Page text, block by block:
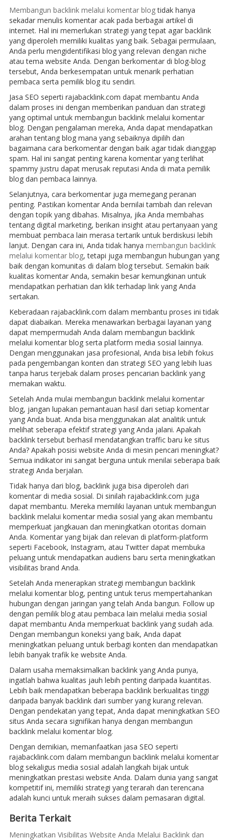
Membangun backlink melalui komentar blogtidak hanya
sekadar menulis komentar acak pada berbagai artikel di
internet. Hal ini memerlukan strategi yang tepat agar backlink
yang diperoleh memiliki kualitas yang baik. Sebagai permulaan,
Anda perlu mengidentifikasi blog yang relevan dengan niche
atau tema website Anda. Dengan berkomentar di blog-blog
tersebut, Anda berkesempatan untuk menarik perhatian
pembaca serta pemilik blog itu sendiri.
Jasa SEO seperti rajabacklink.com dapat membantu Anda
dalam proses ini dengan memberikan panduan dan strategi
yang optimal untuk membangun backlink melalui komentar
blog. Dengan pengalaman mereka, Anda dapat mendapatkan
arahan tentang blog mana yang sebaiknya dipilih dan
bagaimana cara berkomentar dengan baik agar tidak dianggap
spam. Hal ini sangat penting karena komentar yang terlihat
spammy justru dapat merusak reputasi Anda di mata pemilik
blog dan pembaca lainnya.
Selanjutnya, cara berkomentar juga memegang peranan
penting. Pastikan komentar Anda bernilai tambah dan relevan
dengan topik yang dibahas. Misalnya, jika Anda membahas
tentang digital marketing, berikan insight atau pertanyaan yang
membuat pembaca lain merasa tertarik untuk berdiskusi lebih
lanjut. Dengan cara ini, Anda tidak hanya membangun backlink
melalui komentar blog, tetapi juga membangun hubungan yang
baik dengan komunitas di dalam blog tersebut. Semakin baik
kualitas komentar Anda, semakin besar kemungkinan untuk
mendapatkan perhatian dan klik terhadap link yang Anda
sertakan.
Keberadaan rajabacklink.com dalam membantu proses ini tidak
dapat diabaikan. Mereka menawarkan berbagai layanan yang
dapat mempermudah Anda dalam membangun backlink
melalui komentar blog serta platform media sosial lainnya.
Dengan menggunakan jasa profesional, Anda bisa lebih fokus
pada pengembangan konten dan strategi SEO yang lebih luas
tanpa harus terjebak dalam proses pencarian backlink yang
memakan waktu.
Setelah Anda mulai membangun backlink melalui komentar
blog, jangan lupakan pemantauan hasil dari setiap komentar
yang Anda buat. Anda bisa menggunakan alat analitik untuk
melihat seberapa efektif strategi yang Anda jalani. Apakah
backlink tersebut berhasil mendatangkan traffic baru ke situs
Anda? Apakah posisi website Anda di mesin pencari meningkat?
Semua indikator ini sangat berguna untuk menilai seberapa baik
strategi Anda berjalan.
Tidak hanya dari blog, backlink juga bisa diperoleh dari
komentar di media sosial. Di sinilah rajabacklink.com juga
dapat membantu. Mereka memiliki layanan untuk membangun
backlink melalui komentar media sosial yang akan membantu
memperkuat jangkauan dan meningkatkan otoritas domain
Anda. Komentar yang bijak dan relevan di platform-platform
seperti Facebook, Instagram, atau Twitter dapat membuka
peluang untuk mendapatkan audiens baru serta meningkatkan
visibilitas brand Anda.
Setelah Anda menerapkan strategi membangun backlink
melalui komentar blog, penting untuk terus mempertahankan
hubungan dengan jaringan yang telah Anda bangun. Follow up
dengan pemilik blog atau pembaca lain melalui media sosial
dapat membantu Anda memperkuat backlink yang sudah ada.
Dengan membangun koneksi yang baik, Anda dapat
meningkatkan peluang untuk berbagi konten dan mendapatkan
lebih banyak trafik ke website Anda.
Dalam usaha memaksimalkan backlink yang Anda punya,
ingatlah bahwa kualitas jauh lebih penting daripada kuantitas.
Lebih baik mendapatkan beberapa backlink berkualitas tinggi
daripada banyak backlink dari sumber yang kurang relevan.
Dengan pendekatan yang tepat, Anda dapat meningkatkan SEO
situs Anda secara signifikan hanya dengan membangun
backlink melalui komentar blog.
Dengan demikian, memanfaatkan jasa SEO seperti
rajabacklink.com dalam membangun backlink melalui komentar
blog sekaligus media sosial adalah langkah bijak untuk
meningkatkan prestasi website Anda. Dalam dunia yang sangat
kompetitif ini, memiliki strategi yang terarah dan terencana
adalah kunci untuk meraih sukses dalam pemasaran digital.
Berita Terkait
Meningkatkan Visibilitas Website Anda Melalui Backlink dan